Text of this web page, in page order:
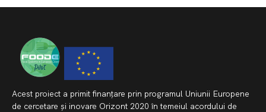
Acest proiect a primit finanțare prin programul Uniunii Europene
de cercetare și inovare Orizont 2020 în temeiul acordului de